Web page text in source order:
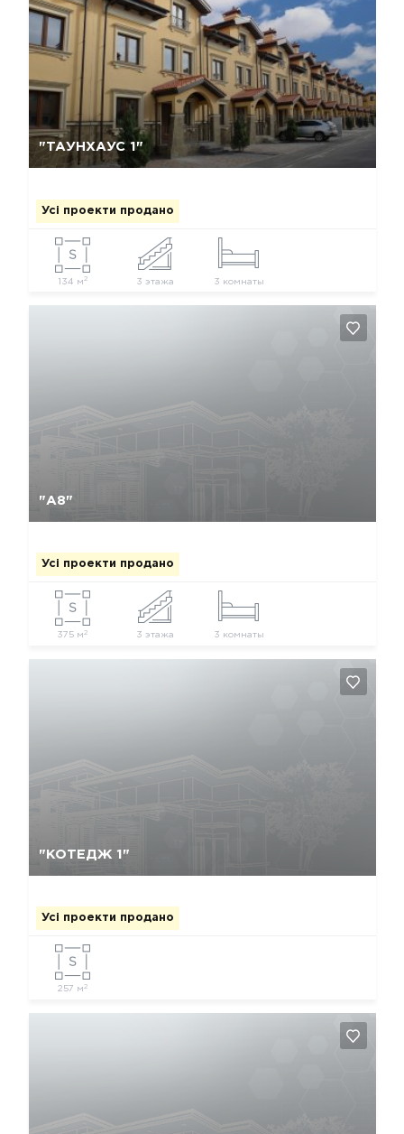
"ТАУНХАУС 1"
Усі проекти продано
134 м 2 3 этажа 3 комнаты
Так, видалити Відміна
"А8"
Усі проекти продано
375 м 2 3 этажа 3 комнаты
"КОТЕДЖ 1"
Усі проекти продано
257 м 2